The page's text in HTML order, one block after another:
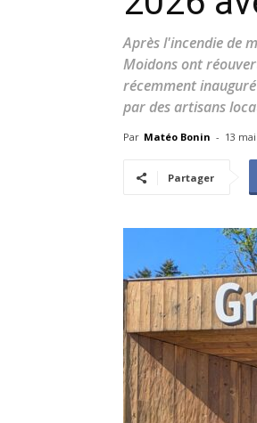
Après l'incendie de
Moidons ont
récemment
par des artisans
Par Matéo Bonin - 13
Partager